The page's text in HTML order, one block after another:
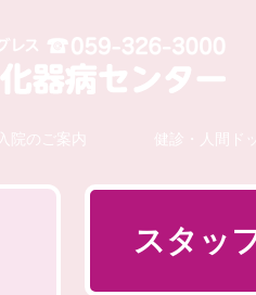
入院のご案内 健診・人間ド
スタッ